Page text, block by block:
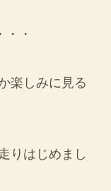
・
楽しみに見る
りはじめまし